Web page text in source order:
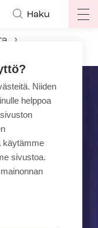
Haku
Niiden
helppoa
käytämme
sivustoa.